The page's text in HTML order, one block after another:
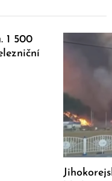
1 500